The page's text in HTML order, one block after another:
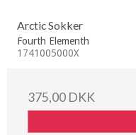
Arctic Sokker
Fourth Elementh
1741005000X
375,00 DKK